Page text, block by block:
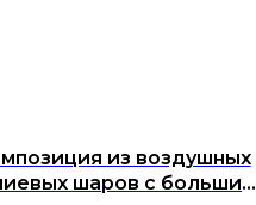
из воздушных
шаров с большим